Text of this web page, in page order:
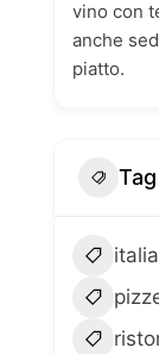
vino con
anche
piatto.
Tag